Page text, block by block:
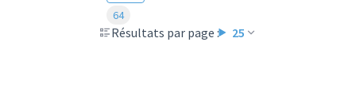
Résultats par page : 25
64